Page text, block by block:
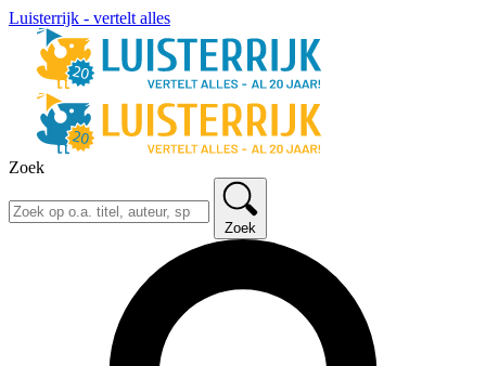
Luisterrijk - vertelt alles
Zoek
Zoek